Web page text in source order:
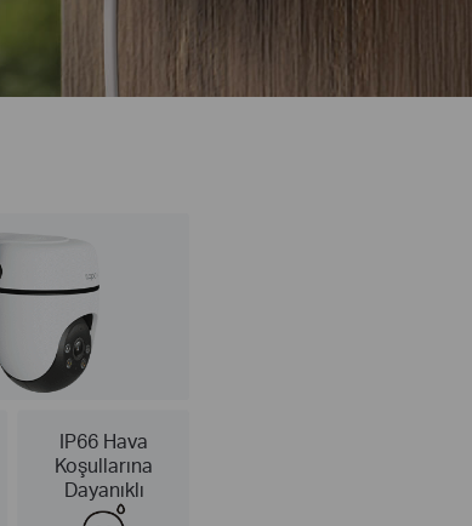
IP66 Hava
Koşullarına
Dayanıklı